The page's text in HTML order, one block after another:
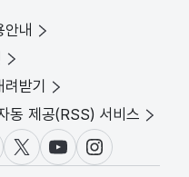
내
받기
동 제공(RSS) 서비스
북
X(트위터)
유튜브인스타그램